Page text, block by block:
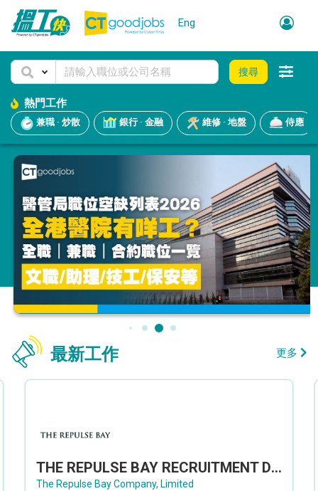
Eng
搜尋
熱門工作
兼職 · 炒散 銀行 · 金融 維修 · 地盤 侍應
最新工作 更多
THE REPULSE BAY RECRUITMENT DAY 淺水灣影灣園人才招聘會
The Repulse Bay Company, Limited